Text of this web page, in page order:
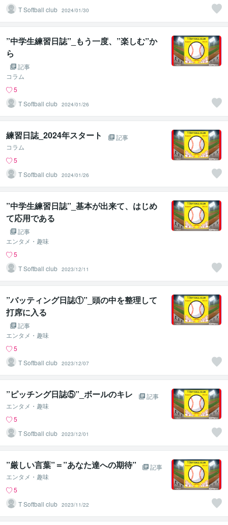
T Softball club 2024/01/30
”中学生練習日誌”_もう一度、”楽しむ”か
ら
記事
コラム
5
T Softball club 2024/01/26
練習日誌_2024年スタート
記事
コラム
5
T Softball club 2024/01/26
”中学生練習日誌”_基本が出来て、はじめ
て応用である
記事
エンタメ・趣味
5
T Softball club 2023/12/11
”バッティング日誌①”_頭の中を整理して
打席に入る
記事
エンタメ・趣味
5
T Softball club 2023/12/07
”ピッチング日誌⑤”_ボールのキレ
記事
エンタメ・趣味
5
T Softball club 2023/12/01
”厳しい言葉”＝”あなた達への期待”
記事
エンタメ・趣味
5
T Softball club 2023/11/22